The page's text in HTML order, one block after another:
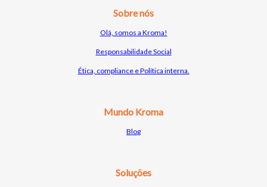
Sobre nós
Olá, somos a Kroma!
Responsabilidade Social
Ética, compliance e Política interna.
Mundo Kroma
Blog
Soluções